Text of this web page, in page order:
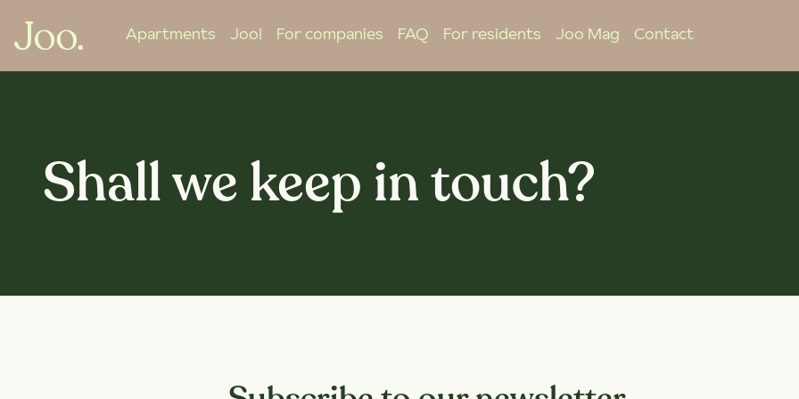
Apartments Joo! For companies FAQ For residents Joo Mag Contact
Shall we keep in touch?